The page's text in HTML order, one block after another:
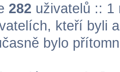
282 uživatelů :: 1
kteří byli
bylo